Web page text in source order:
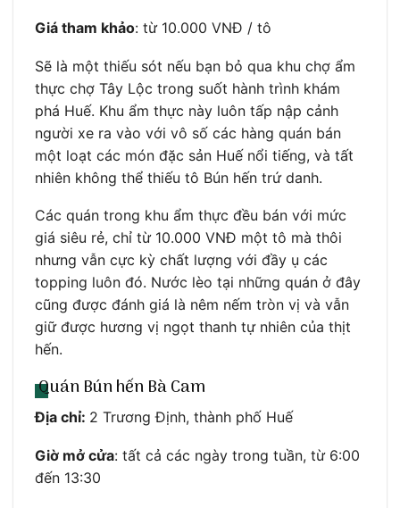
Giá tham khảo: từ 10.000 VNĐ / tô
Sẽ là một thiếu sót nếu bạn bỏ qua khu chợ ẩm
thực chợ Tây Lộc trong suốt hành trình khám
phá Huế. Khu ẩm thực này luôn tấp nập cảnh
người xe ra vào với vô số các hàng quán bán
một loạt các món đặc sản Huế nổi tiếng, và tất
nhiên không thể thiếu tô Bún hến trứ danh.
Các quán trong khu ẩm thực đều bán với mức
giá siêu rẻ, chỉ từ 10.000 VNĐ một tô mà thôi
nhưng vẫn cực kỳ chất lượng với đầy ụ các
topping luôn đó. Nước lèo tại những quán ở đây
cũng được đánh giá là nêm nếm tròn vị và vẫn
giữ được hương vị ngọt thanh tự nhiên của thịt
hến.
Quán Bún hến Bà Cam
Địa chỉ: 2 Trương Định, thành phố Huế
Giờ mở cửa: tất cả các ngày trong tuần, từ 6:00
đến 13:30